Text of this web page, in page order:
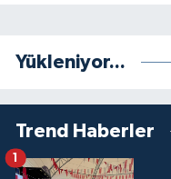
Yükleniyor...
Trend Haberler
1